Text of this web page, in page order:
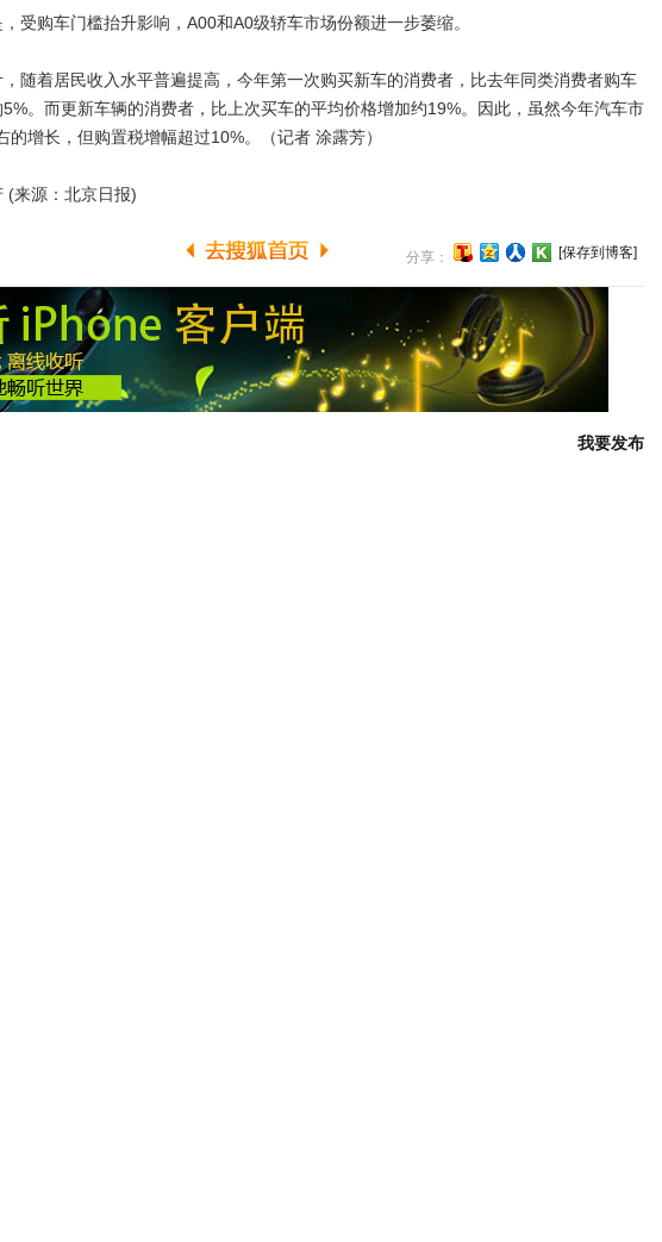
购车门槛抬升影响，A00和A0级轿车市场份额进一步萎缩。
着居民收入水平普遍提高，今年第一次购买新车的消费者，比去年同类消费者购车
。而更新车辆的消费者，比上次买车的平均价格增加约19%。因此，虽然今年汽车市
的增长，但购置税增幅超过10%。（记者 涂露芳）
源：北京日报)
分享： [保存到博客]
我要发布